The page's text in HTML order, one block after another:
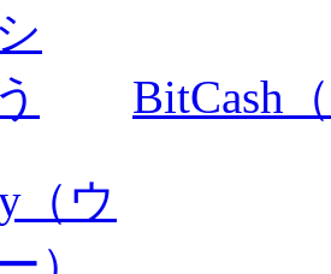
BitCash